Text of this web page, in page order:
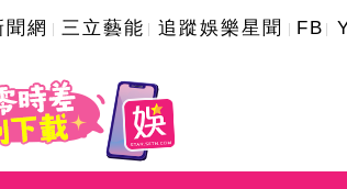
聞網 三立藝能 追蹤娛樂星聞 FB